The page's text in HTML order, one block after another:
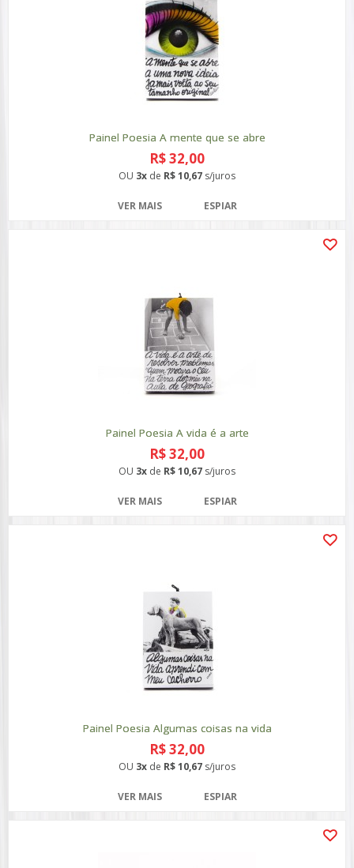
Painel Poesia A mente que se abre
R$ 32,00
OU 3x de R$ 10,67 s/juros
VER MAIS ESPIAR
Painel Poesia A vida é a arte
R$ 32,00
OU 3x de R$ 10,67 s/juros
VER MAIS ESPIAR
Painel Poesia Algumas coisas na vida
R$ 32,00
OU 3x de R$ 10,67 s/juros
VER MAIS ESPIAR